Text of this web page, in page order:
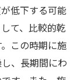
の施工ポイ
工夫とは
低下する可能
て、比較的乾
この時期に施
、長期間にわ